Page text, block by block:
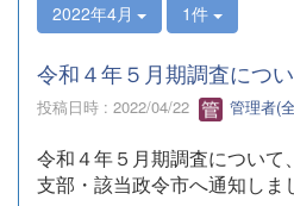
2022年4月 1件
令和４年５月期調査につ
投稿日時 : 2022/04/22 管理者(
令和４年５月期調査について
支部・該当政令市へ通知しま